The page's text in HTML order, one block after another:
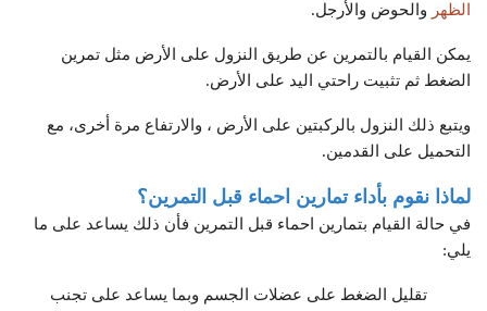
الظهر والحوض والأرجل.
يمكن القيام بالتمرين عن طريق النزول على الأرض مثل تمرين
الضغط ثم تثبيت راحتي اليد على الأرض.
ويتبع ذلك النزول بالركبتين على الأرض ، والارتفاع مرة أخرى، مع
التحميل على القدمين.
لماذا نقوم بأداء تمارين احماء قبل التمرين؟
في حالة القيام بتمارين احماء قبل التمرين فأن ذلك يساعد على ما
يلي:
تقليل الضغط على عضلات الجسم وبما يساعد على تجنب